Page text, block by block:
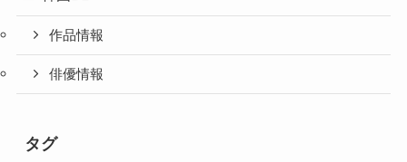
作品情報
俳優情報
タグ